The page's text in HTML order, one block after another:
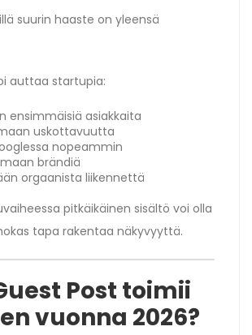
suurin haaste on yleensä
auttaa startupia:
ensimmäisiä asiakkaita
uskottavuutta
nopeammin
brändiä
orgaanista liikennettä
pitkäikäinen sisältö voi olla
tapa rakentaa näkyvyyttä.
Post toimii
vuonna 2026?